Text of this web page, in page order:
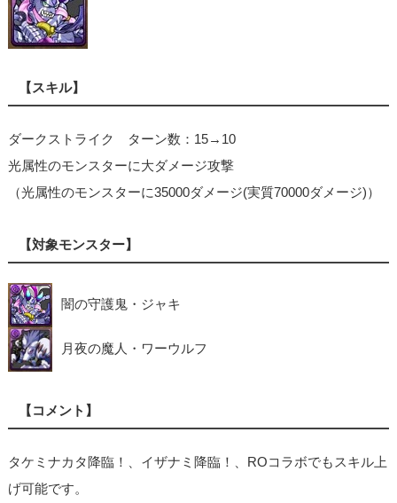
【スキル】
ダークストライク ターン数：15→10
光属性のモンスターに大ダメージ攻撃
（光属性のモンスターに35000ダメージ(実質70000ダメージ)）
【対象モンスター】
闇の守護鬼・ジャキ
月夜の魔人・ワーウルフ
【コメント】
タケミナカタ降臨！、イザナミ降臨！、ROコラボでもスキル上
げ可能です。